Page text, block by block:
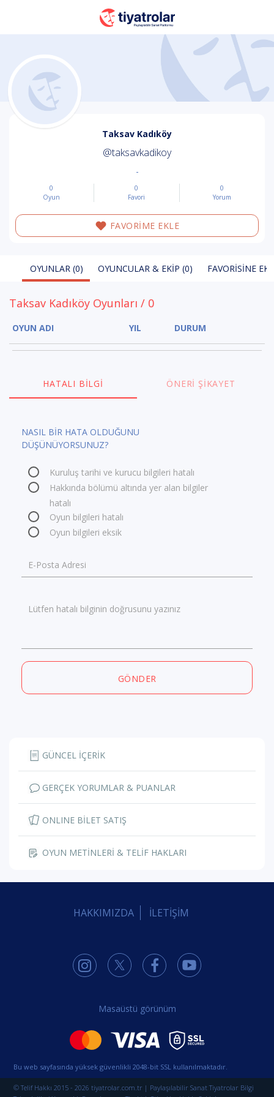
Taksav Kadıköy
@taksavkadikoy
-
0
Oyun
0
Favori
0
Yorum
FAVORİME EKLE
OYUNLAR (0) OYUNCULAR & EKIP (0) FAVORISINE
Taksav Kadıköy Oyunları / 0
OYUN ADI YIL DURUM
HATALI BILGI ÖNERI ŞIKAYET
NASIL BİR HATA OLDUĞUNU
DÜŞÜNÜYORSUNUZ?
Kuruluş tarihi ve kurucu bilgileri hatalı
Hakkında bölümü altında yer alan bilgiler
hatalı
Oyun bilgileri hatalı
Oyun bilgileri eksik
E-Posta Adresi
Lütfen hatalı bilginin doğrusunu yazınız
GÖNDER
GÜNCEL İÇERİK
GERÇEK YORUMLAR & PUANLAR
ONLINE BİLET SATIŞ
OYUN METİNLERİ & TELİF HAKLARI
HAKKIMIZDA İLETİŞİM
Masaüstü görünüm
Bu web sayfasında yüksek güvenlikli 2048-bit SSL kullanılmaktadır.
© Telif Hakkı 2015 - 2026 tiyatrolar.com.tr | Paylaşılabilir Sanat Tiyatrolar Bilgi